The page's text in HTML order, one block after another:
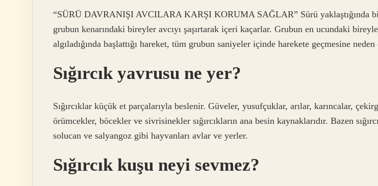
“SÜRÜ DAVRANIŞI AVCILARA KARŞI KORUMA SAĞLAR” Sürü yaklaştığında
grubun kenarındaki bireyler avcıyı şaşırtarak içeri kaçarlar. Grubun en ucundaki
algıladığında başlattığı hareket, tüm grubun saniyeler içinde harekete geçmesine neden
Sığırcık yavrusu ne yer?
Sığırcıklar küçük et parçalarıyla beslenir. Güveler, yusufçuklar, arılar, karıncalar,
örümcekler, böcekler ve sivrisinekler sığırcıkların ana besin kaynaklarıdır. Bazen
solucan ve salyangoz gibi hayvanları avlar ve yerler.
Sığırcık kuşu neyi sevmez?